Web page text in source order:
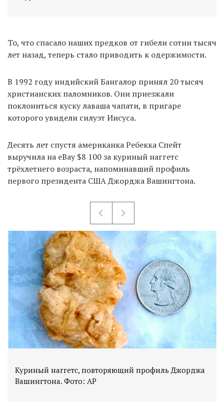
То, что спасало наших предков от гибели сотни тысяч
лет назад, теперь стало приводить к одержимости.
В 1992 году индийский Бангалор принял 20 тысяч
христианских паломников. Они приезжали
поклониться куску лаваша чапати, в пригаре
которого увидели силуэт Иисуса.
Десять лет спустя американка Ребекка Спейт
выручила на eBay $8 100 за куриный наггетс
трёхлетнего возраста, напоминавший профиль
первого президента США Джорджа Вашингтона.
Куриный наггетс, повторяющий профиль Джорджа
Вашингтона. Фото: AP